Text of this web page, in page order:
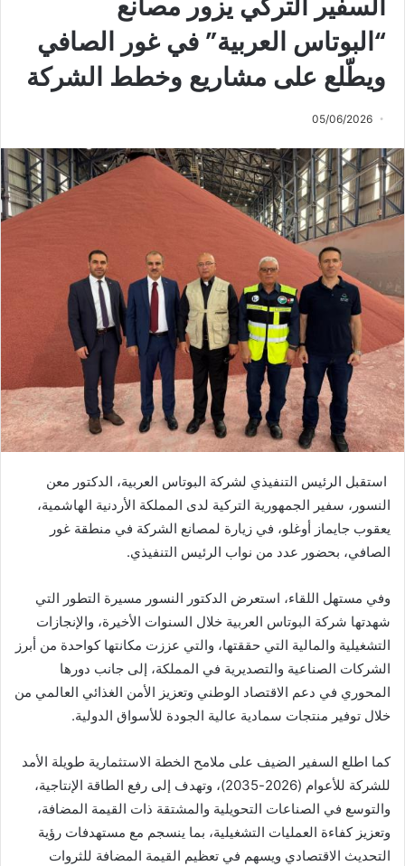
السفير التركي يزور مصانع
“البوتاس العربية” في غور الصافي
ويطّلع على مشاريع وخطط الشركة
05/06/2026
استقبل الرئيس التنفيذي لشركة البوتاس العربية، الدكتور معن
النسور، سفير الجمهورية التركية لدى المملكة الأردنية الهاشمية،
يعقوب جايماز أوغلو، في زيارة لمصانع الشركة في منطقة غور
الصافي، بحضور عدد من نواب الرئيس التنفيذي.
وفي مستهل اللقاء، استعرض الدكتور النسور مسيرة التطور التي
شهدتها شركة البوتاس العربية خلال السنوات الأخيرة، والإنجازات
التشغيلية والمالية التي حققتها، والتي عززت مكانتها كواحدة من أبرز
الشركات الصناعية والتصديرية في المملكة، إلى جانب دورها
المحوري في دعم الاقتصاد الوطني وتعزيز الأمن الغذائي العالمي من
خلال توفير منتجات سمادية عالية الجودة للأسواق الدولية.
كما اطلع السفير الضيف على ملامح الخطة الاستثمارية طويلة الأمد
للشركة للأعوام (2026-2035)، وتهدف إلى رفع الطاقة الإنتاجية،
والتوسع في الصناعات التحويلية والمشتقة ذات القيمة المضافة،
وتعزيز كفاءة العمليات التشغيلية، بما ينسجم مع مستهدفات رؤية
التحديث الاقتصادي ويسهم في تعظيم القيمة المضافة للثروات